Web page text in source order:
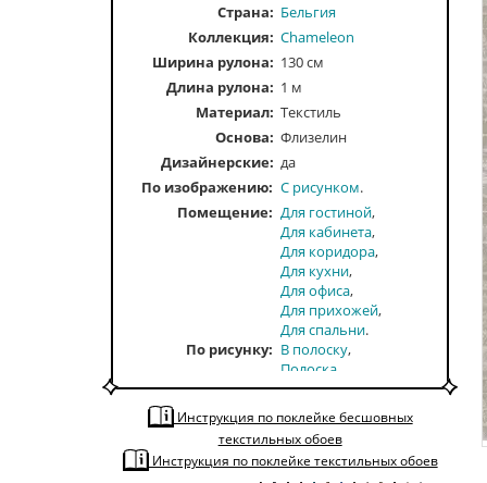
Страна: Бельгия
Коллекция: Chameleon
Ширина рулона: 130 см
Длина рулона: 1 м
Материал: Текстиль
Основа: Флизелин
Дизайнерские: да
По изображению
С рисунком
Помещение
Для гостиной
Для кабинета
Для коридора
Для кухни
Для офиса
Для прихожей
Для спальни
По рисунку
В полоску
Полоска
горизонтальная
Современные
Хай-тек
По тону Светлые
По цвету Серый
Инструкция по поклейке бесшовных
текстильных обоев
Инструкция по поклейке текстильных обоев